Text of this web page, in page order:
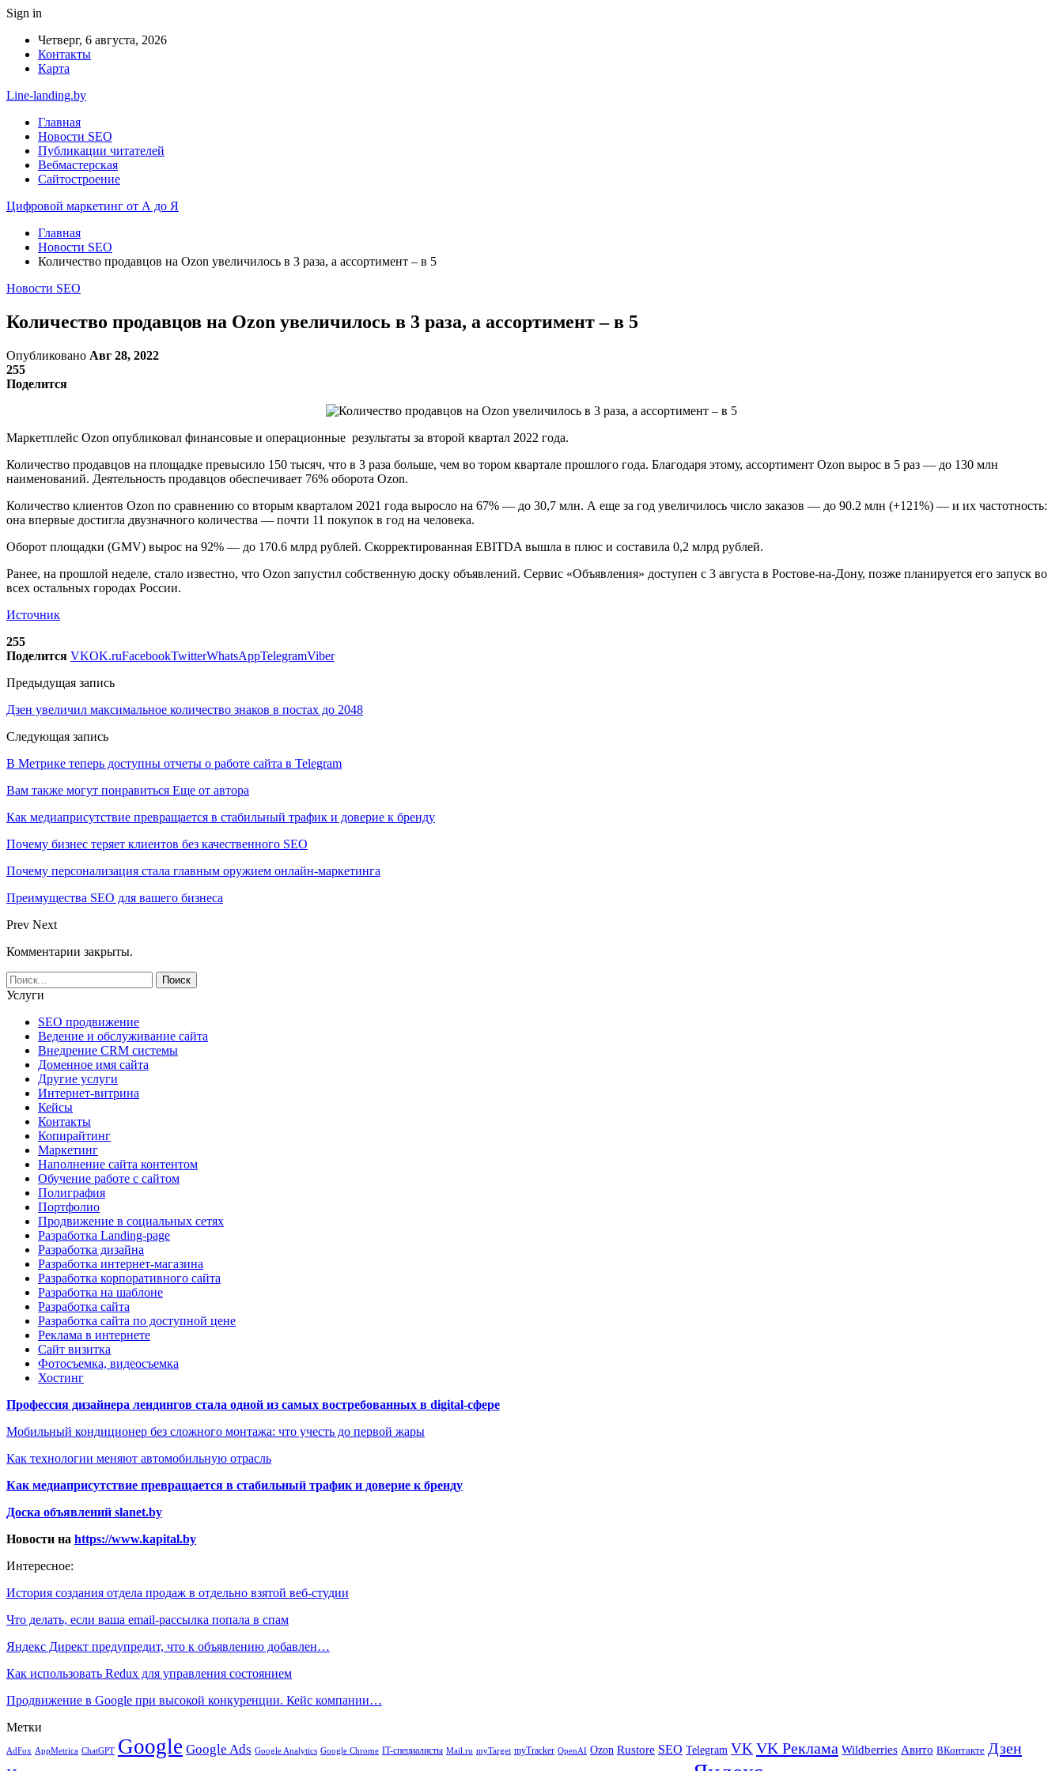
Sign in
Четверг, 6 августа, 2026
Контакты
Карта
Line-landing.by
Главная
Новости SEO
Публикации читателей
Вебмастерская
Сайтостроение
Цифровой маркетинг от А до Я
Главная
Новости SEO
Количество продавцов на Ozon увеличилось в 3 раза, а ассортимент – в 5
Новости SEO
Количество продавцов на Ozon увеличилось в 3 раза, а ассортимент – в 5
Опубликовано Авг 28, 2022
255
Поделится
Маркетплейс Ozon опубликовал финансовые и операционные результаты за второй квартал 2022 года.
Количество продавцов на площадке превысило 150 тысяч, что в 3 раза больше, чем во тором квартале прошлого года. Благодаря этому, ассортимент Ozon вырос в 5 раз — до 130 млн
наименований. Деятельность продавцов обеспечивает 76% оборота Ozon.
Количество клиентов Ozon по сравнению со вторым кварталом 2021 года выросло на 67% — до 30,7 млн. А еще за год увеличилось число заказов — до 90.2 млн (+121%) — и их частотность:
она впервые достигла двузначного количества — почти 11 покупок в год на человека.
Оборот площадки (GMV) вырос на 92% — до 170.6 млрд рублей. Скорректированная EBITDA вышла в плюс и составила 0,2 млрд рублей.
Ранее, на прошлой неделе, стало известно, что Ozon запустил собственную доску объявлений. Сервис «Объявления» доступен с 3 августа в Ростове-на-Дону, позже планируется его запуск во
всех остальных городах России.
Источник
255
Поделится VKOK.ruFacebookTwitterWhatsAppTelegramViber
Предыдущая запись
Дзен увеличил максимальное количество знаков в постах до 2048
Следующая запись
В Метрике теперь доступны отчеты о работе сайта в Telegram
Вам также могут понравиться Еще от автора
Как медиаприсутствие превращается в стабильный трафик и доверие к бренду
Почему бизнес теряет клиентов без качественного SEO
Почему персонализация стала главным оружием онлайн-маркетинга
Преимущества SEO для вашего бизнеса
Prev Next
Комментарии закрыты.
Услуги
SEO продвижение
Ведение и обслуживание сайта
Внедрение CRM системы
Доменное имя сайта
Другие услуги
Интернет-витрина
Кейсы
Контакты
Копирайтинг
Маркетинг
Наполнение сайта контентом
Обучение работе с сайтом
Полиграфия
Портфолио
Продвижение в социальных сетях
Разработка Landing-page
Разработка дизайна
Разработка интернет-магазина
Разработка корпоративного сайта
Разработка на шаблоне
Разработка сайта
Разработка сайта по доступной цене
Реклама в интернете
Сайт визитка
Фотосъемка, видеосъемка
Хостинг
Профессия дизайнера лендингов стала одной из самых востребованных в digital-сфере
Мобильный кондиционер без сложного монтажа: что учесть до первой жары
Как технологии меняют автомобильную отрасль
Как медиаприсутствие превращается в стабильный трафик и доверие к бренду
Доска объявлений slanet.by
Новости на https://www.kapital.by
Интересное:
История создания отдела продаж в отдельно взятой веб-студии
Что делать, если ваша email-рассылка попала в спам
Яндекс Директ предупредит, что к объявлению добавлен…
Как использовать Redux для управления состоянием
Продвижение в Google при высокой конкуренции. Кейс компании…
Метки
AdFox AppMetrica ChatGPT Google Google Ads Google Analytics Google Chrome IT-специалисты Mail.ru myTarget myTracker OpenAI Ozon Rustore SEO Telegram VK VK Реклама Wildberries Авито ВКонтакте Дзен